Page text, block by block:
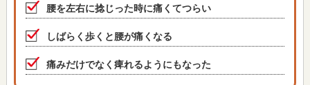
腰を左右に捻じった時に痛くてつらい
しばらく歩くと腰が痛くなる
痛みだけでなく痺れるようにもなった